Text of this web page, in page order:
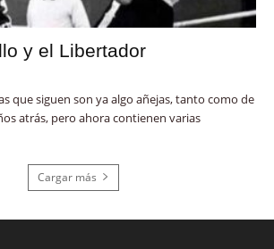
y el Libertador
que siguen son ya algo añejas, tanto como de
atrás, pero ahora contienen varias
Cargar más